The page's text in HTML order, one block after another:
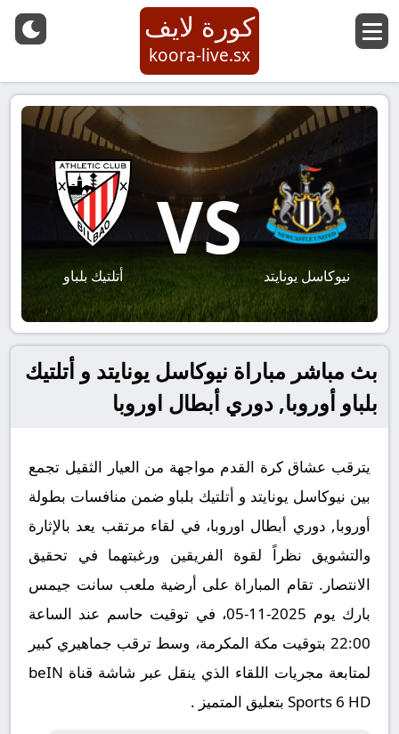
كورة لايف
koora-live.sx
نيوكاسل يونايتد
VS
أتلتيك بلباو
بث مباشر مباراة نيوكاسل يونايتد و أتلتيك
بلباو أوروبا, دوري أبطال اوروبا
يترقب عشاق كرة القدم مواجهة من العيار الثقيل تجمع
بين نيوكاسل يونايتد و أتلتيك بلباو ضمن منافسات بطولة
أوروبا, دوري أبطال اوروبا، في لقاء مرتقب يعد بالإثارة
والتشويق نظراً لقوة الفريقين ورغبتهما في تحقيق
الانتصار. تقام المباراة على أرضية ملعب سانت جيمس
بارك يوم 2025-11-05، في توقيت حاسم عند الساعة
22:00 بتوقيت مكة المكرمة، وسط ترقب جماهيري كبير
لمتابعة مجريات اللقاء الذي ينقل عبر شاشة قناة beIN
Sports 6 HD بتعليق المتميز .